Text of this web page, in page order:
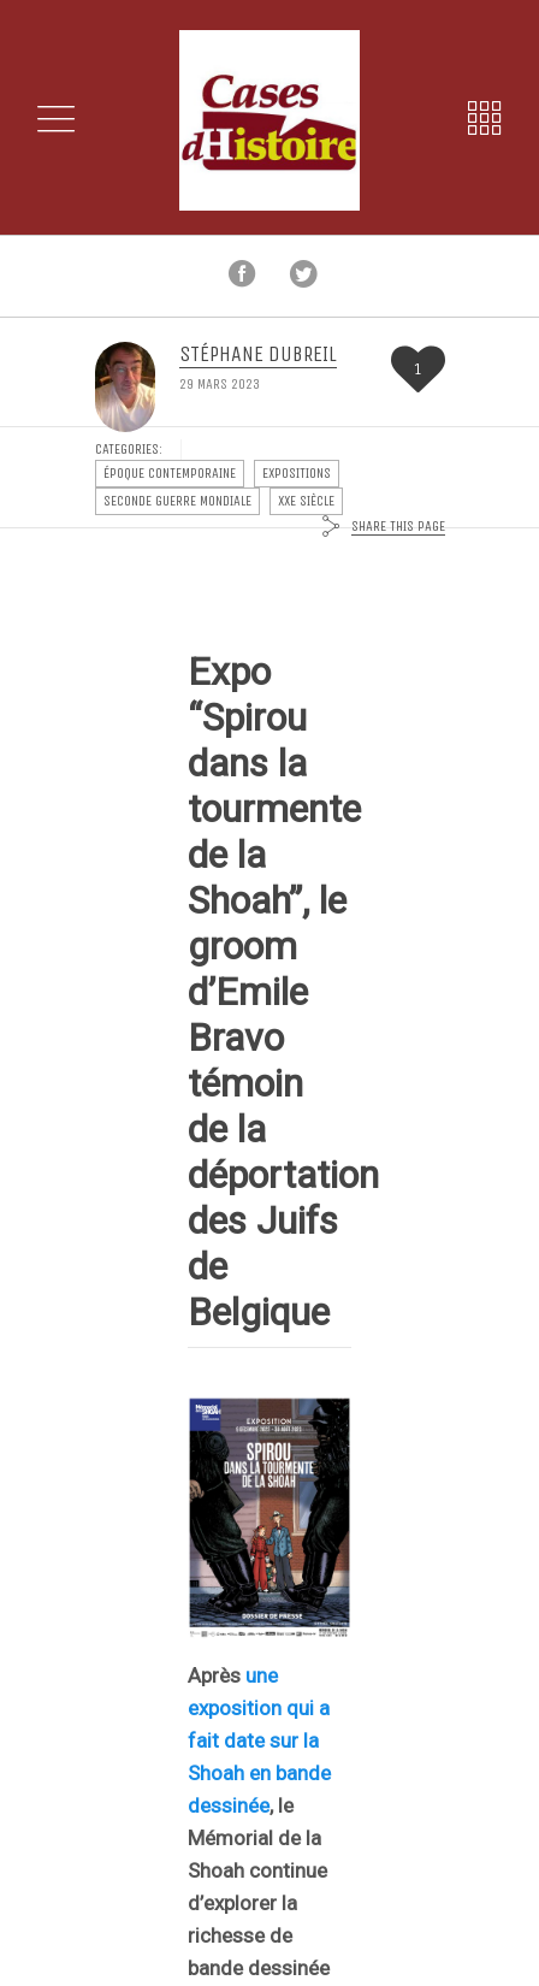
STÉPHANE DUBREIL
29 MARS 2023
1
CATEGORIES:
ÉPOQUE CONTEMPORAINE
EXPOSITIONS
SECONDE GUERRE MONDIALE
XXE SIÈCLE
SHARE THIS PAGE
Expo
“Spirou
dans la
tourmente
de la
Shoah”, le
groom
d’Emile
Bravo
témoin
de la
déportation
des Juifs
de
Belgique
Après une
exposition qui a
fait date sur la
Shoah en bande
dessinée, le
Mémorial de la
Shoah continue
d’explorer la
richesse de
bande dessinée